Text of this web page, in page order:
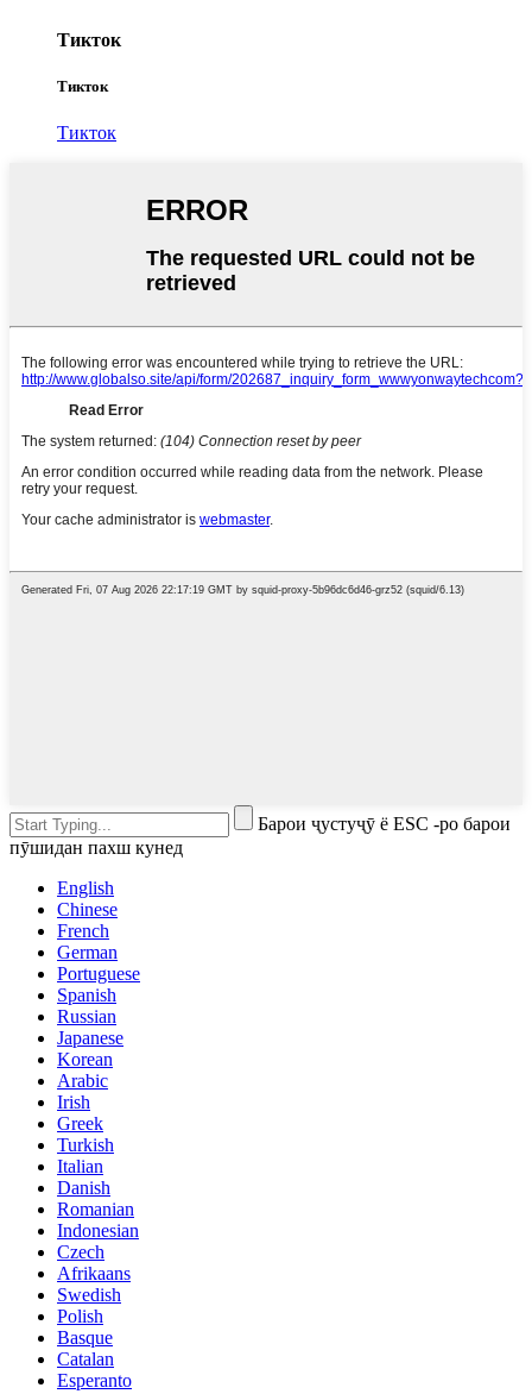
Тикток
Тикток
Тикток
Барои ҷустуҷӯ ё ESC -ро барои
пӯшидан пахш кунед
English
Chinese
French
German
Portuguese
Spanish
Russian
Japanese
Korean
Arabic
Irish
Greek
Turkish
Italian
Danish
Romanian
Indonesian
Czech
Afrikaans
Swedish
Polish
Basque
Catalan
Esperanto